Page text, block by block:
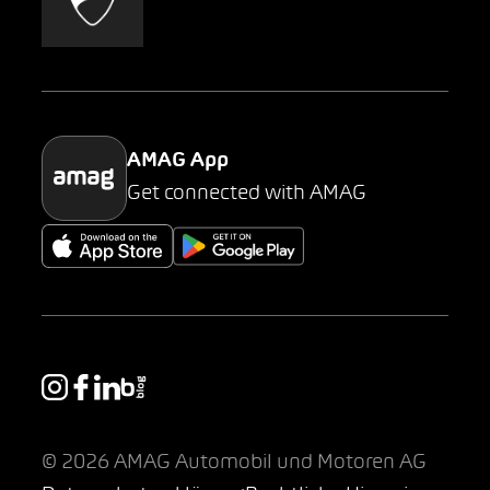
Parking
AMAG App
Get connected with AMAG
© 2026 AMAG Automobil und Motoren AG